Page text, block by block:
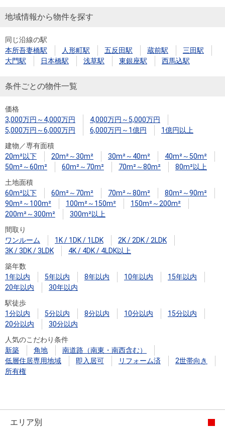
サービス
ンシミュ
レーショ
ラス（お
役立ちコ
税金の本
（電子ブ
ック）
住まいと
暮らしの
税金の本
（電子ブ
ド
地域情報から物件を探す
同じ沿線の駅
本所吾妻橋駅
人形町駅 五反田駅 蔵前駅
三田駅
大門駅
日本橋駅 浅草駅 東銀座駅 西馬込駅
条件ごとの物件一覧
価格
3,000万円～4,000万円
4,000万円～5,000万円
5,000万円～6,000万円
6,000万円～1億円
1億円以上
建物／専有面積
20m²以下
20m²～30m² 30m²～40m²
40m²～50m²
50m²～60m²
60m²～70m² 70m²～80m²
80m²以上
土地面積
60m²以下
60m²～70m² 70m²～80m²
80m²～90m²
90m²～100m²
100m²～150m²
150m²～200m²
200m²～300m²
300m²以上
間取り
ワンルーム
1K / 1DK / 1LDK
2K / 2DK / 2LDK
3K / 3DK / 3LDK
4K / 4DK / 4LDK以上
築年数
1年以内
5年以内 8年以内 10年以内
15年以内
20年以内
30年以内
駅徒歩
1分以内
5分以内 8分以内 10分以内
15分以内
20分以内
30分以内
人気のこだわり条件
新築
角地
南道路（南東・南西含む）
低層住居専用地域
即入居可 リフォーム済
2世帯向き
所有権
エリア別